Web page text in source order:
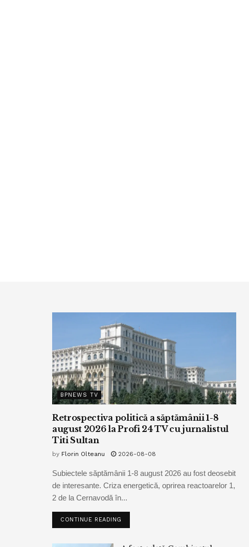
BPNEWS TV
Retrospectiva politică a săptămânii 1-8
august 2026 la Profi 24 TV cu jurnalistul
Titi Sultan
by Florin Olteanu 2026-08-08
Subiectele săptămânii 1-8 august 2026 au fost deosebit
de interesante. Criza energetică, oprirea reactoarelor 1,
2 de la Cernavodă în...
CONTINUE READING